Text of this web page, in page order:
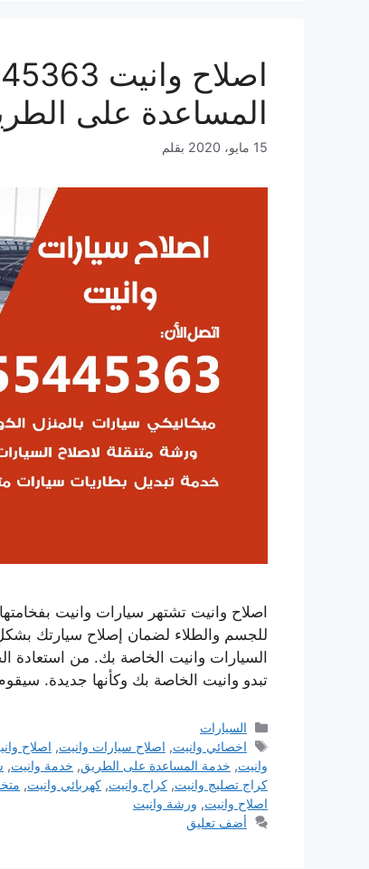
المساعدة على
15 مايو، 2020 بقلم
اصلاح وانيت تشتهر سيارات وانيت
للجسم والطلاء لضمان إصلاح سيارتك
السيارات وانيت الخاصة بك. من
تبدو وانيت الخاصة بك وكأنها جديدة.
التصنيفات
السيارات
الوسوم
اخصائي وانيت, اصلاح سيارات وانيت, اصلاح
وانيت, خدمة المساعدة على الطريق, خدمة وانيت,
كراج تصليج وانيت, كراج وانيت, كهربائي وانيت,
اصلاح وانيت, ورشة وانيت
أضف تعليق